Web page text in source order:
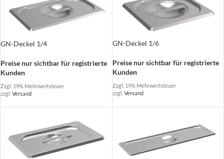
GN-Deckel 1/4
Preise nur sichtbar für registrierte
Kunden
Zzgl. 19% Mehrwertsteuer
zzgl. Versand
GN-Deckel 1/6
Preise nur sichtbar für registrierte
Kunden
Zzgl. 19% Mehrwertsteuer
zzgl. Versand